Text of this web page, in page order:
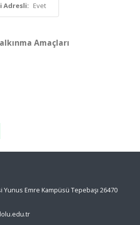
Adresli: Evet
Amaçları
Emre Kampüsü Tepebaşı 26470